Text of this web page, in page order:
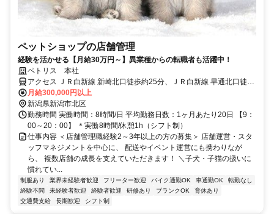
ペットショップの店舗管理
経験を活かせる【月給30万円～】異業種からの転職者も活躍中！
ペトリス 本社
アクセス ＪＲ白新線 新崎北口徒歩約25分、ＪＲ白新線 早通北口徒歩
約38分、ＪＲ白新線/ＪＲ羽越本線 大形北口徒歩約51分 JR「新崎
駅」より車で約6分
月給300,000円以上
新潟県新潟市北区
勤務時間 実働時間：8時間/日 平均勤務日数：1ヶ月あたり20日 【9：
00～20：00】 ＊実働8時間/休憩1h（シフト制）
仕事内容 ＜店舗管理職経験2～3年以上の方の募集＞ 店舗運営・スタ
ッフマネジメントを中心に、 配送やイベント運営にも携わりなが
ら、 複数店舗の成長を支えていただきます！ ＼子犬・子猫の扱いに
慣れてい...
制服あり 業界未経験者歓迎 フリーター歓迎 バイク通勤OK 車通勤OK
転勤なし
経験不問
未経験者歓迎 経験者歓迎 研修あり ブランクOK
育休あり
交通費支給
長期歓迎 シフト制